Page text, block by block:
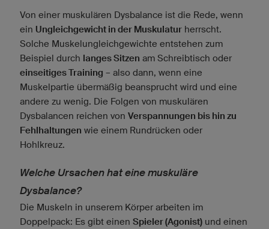
Von einer muskulären Dysbalance ist die Rede, wenn
ein Ungleichgewicht in der Muskulatur herrscht.
Solche Muskelungleichgewichte entstehen zum
Beispiel durch langes Sitzen am Schreibtisch oder
einseitiges Training – also dann, wenn eine
Muskelpartie übermäßig beansprucht wird und eine
andere zu wenig. Die Folgen von muskulären
Dysbalancen reichen von Verspannungen bis hin zu
Fehlhaltungen wie einem Rundrücken oder
Hohlkreuz.
Welche Ursachen hat eine muskuläre
Dysbalance?
Die Muskeln in unserem Körper arbeiten im
Doppelpack: Es gibt einen Spieler (Agonist) und einen